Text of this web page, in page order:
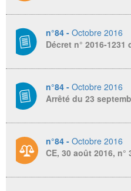
n°84 - Octobre 2016
Décret n° 2016-
n°84 - Octobre 2016
Arrêté du 23
n°84 - Octobre 2016
CE, 30 août 2016, n°